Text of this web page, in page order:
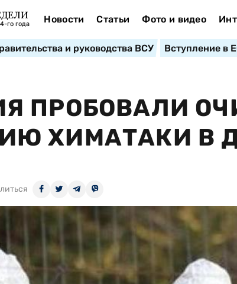
го года Новости Статьи Фото и видео
и руководства ВСУ Вступление в
ПРОБОВАЛИ
ХИМАТАКИ В